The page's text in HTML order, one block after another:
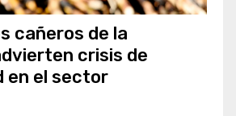
cañeros de la
crisis de
en el sector